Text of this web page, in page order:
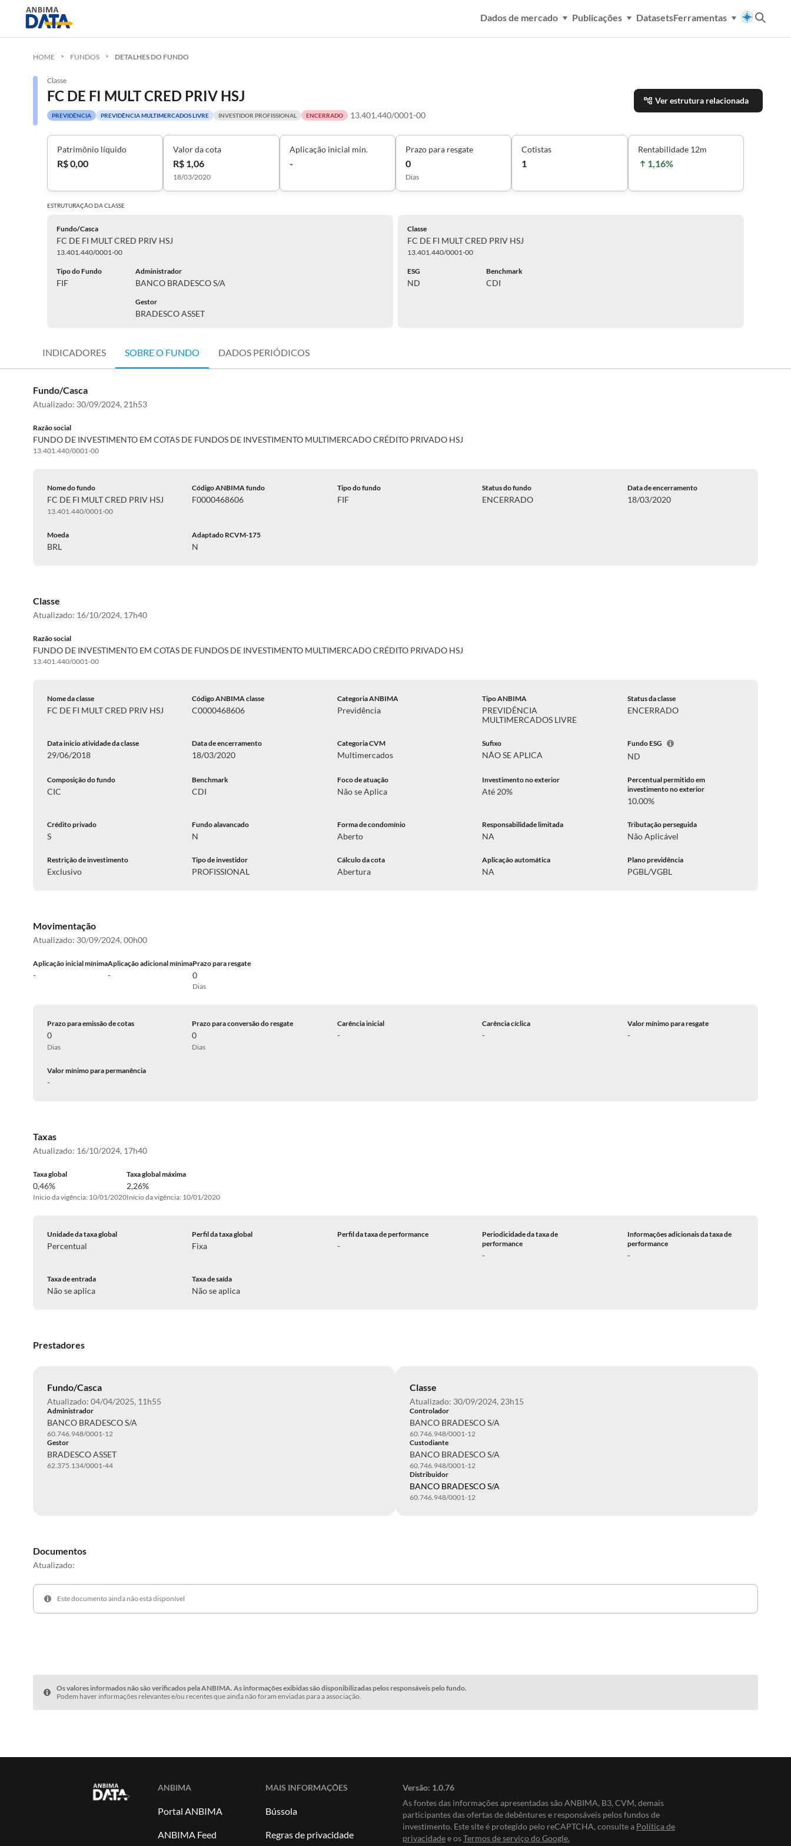
Dados de mercado Publicações DatasetsFerramentas
HOME FUNDOS DETALHES DO FUNDO
Classe
FC DE FI MULT CRED PRIV HSJ
PREVIDÊNCIA PREVIDÊNCIA MULTIMERCADOS LIVRE INVESTIDOR PROFISSIONAL ENCERRADO 13.401.440/0001-00
Ver estrutura relacionada
Patrimônio líquido
R$ 0,00
Valor da cota
R$ 1,06
18/03/2020
Aplicação inicial mín.
-
Prazo para resgate
0
Dias
Cotistas
1
Rentabilidade 12m
1,16%
ESTRUTURAÇÃO DACLASSE
Fundo/Casca
FC DE FI MULT CRED PRIV HSJ
13.401.440/0001-00
Tipo do Fundo
FIF
Administrador
BANCO BRADESCO S/A
Gestor
BRADESCO ASSET
Classe
FC DE FI MULT CRED PRIV HSJ
13.401.440/0001-00
ESG
ND
Benchmark
CDI
INDICADORES SOBRE O FUNDO DADOS PERIÓDICOS
Fundo/Casca
Atualizado: 30/09/2024, 21h53
Razão social
FUNDO DE INVESTIMENTO EM COTAS DE FUNDOS DE INVESTIMENTO MULTIMERCADO CRÉDITO PRIVADO HSJ
13.401.440/0001-00
Nome do fundo
FC DE FI MULT CRED PRIV HSJ
13.401.440/0001-00
Código ANBIMA fundo
F0000468606
Tipo do fundo
FIF
Status do fundo
ENCERRADO
Data de encerramento
18/03/2020
Moeda
BRL
Adaptado RCVM-175
N
Classe
Atualizado: 16/10/2024, 17h40
Razão social
FUNDO DE INVESTIMENTO EM COTAS DE FUNDOS DE INVESTIMENTO MULTIMERCADO CRÉDITO PRIVADO HSJ
13.401.440/0001-00
Nome da classe
FC DE FI MULT CRED PRIV HSJ
Código ANBIMA classe
C0000468606
Categoria ANBIMA
Previdência
Tipo ANBIMA
PREVIDÊNCIA
MULTIMERCADOS LIVRE
Status da classe
ENCERRADO
Data inicio atividade da classe
29/06/2018
Data de encerramento
18/03/2020
Categoria CVM
Multimercados
Sufixo
NÃO SE APLICA
Fundo ESG
ND
Composição do fundo
CIC
Benchmark
CDI
Foco de atuação
Não se Aplica
Investimento no exterior
Até 20%
Percentual permitido em
investimento no exterior
10.00%
Crédito privado
S
Fundo alavancado
N
Forma de condomínio
Aberto
Responsabilidade limitada
NA
Tributação perseguida
Não Aplicável
Restrição de investimento
Exclusivo
Tipo de investidor
PROFISSIONAL
Cálculo da cota
Abertura
Aplicação automática
NA
Plano previdência
PGBL/VGBL
Movimentação
Atualizado: 30/09/2024, 00h00
Aplicação inicial mínima
-
Aplicação adicional mínima
-
Prazo para resgate
0
Dias
Prazo para emissão de cotas
0
Dias
Prazo para conversão do resgate
0
Dias
Carência inicial
-
Carência cíclica
-
Valor mínimo para resgate
-
Valor mínimo para permanência
-
Taxas
Atualizado: 16/10/2024, 17h40
Taxa global
0,46%
Inicio da vigência: 10/01/2020
Taxa global máxima
2,26%
Início da vigência: 10/01/2020
Unidade da taxa global
Percentual
Perfil da taxa global
Fixa
Perfil da taxa de performance
-
Periodicidade da taxa de
performance
-
Informações adicionais da taxa de
performance
-
Taxa de entrada
Não se aplica
Taxa de saída
Não se aplica
Prestadores
Fundo/Casca
Atualizado: 04/04/2025, 11h55
Administrador
BANCO BRADESCO S/A
60.746.948/0001-12
Gestor
BRADESCO ASSET
62.375.134/0001-44
Classe
Atualizado: 30/09/2024, 23h15
Controlador
BANCO BRADESCO S/A
60.746.948/0001-12
Custodiante
BANCO BRADESCO S/A
60.746.948/0001-12
Distribuidor
BANCO BRADESCO S/A
60.746.948/0001-12
Documentos
Atualizado:
Este documento ainda não está disponível
Os valores informados não são verificados pela ANBIMA. As informações exibidas são disponibilizadas pelos responsáveis pelo fundo.
Podem haver informações relevantes e/ou recentes que ainda não foram enviadas para a associação.
ANBIMA
Portal ANBIMA
ANBIMA Feed
MAIS INFORMAÇÕES
Bússola
Regras de privacidade
Versão: 1.0.76
As fontes das informações apresentadas são ANBIMA, B3, CVM, demais
participantes das ofertas de debêntures e responsáveis pelos fundos de
investimento. Este site é protegido pelo reCAPTCHA, consulte a Política de
privacidadee osTermos de serviço do Google.